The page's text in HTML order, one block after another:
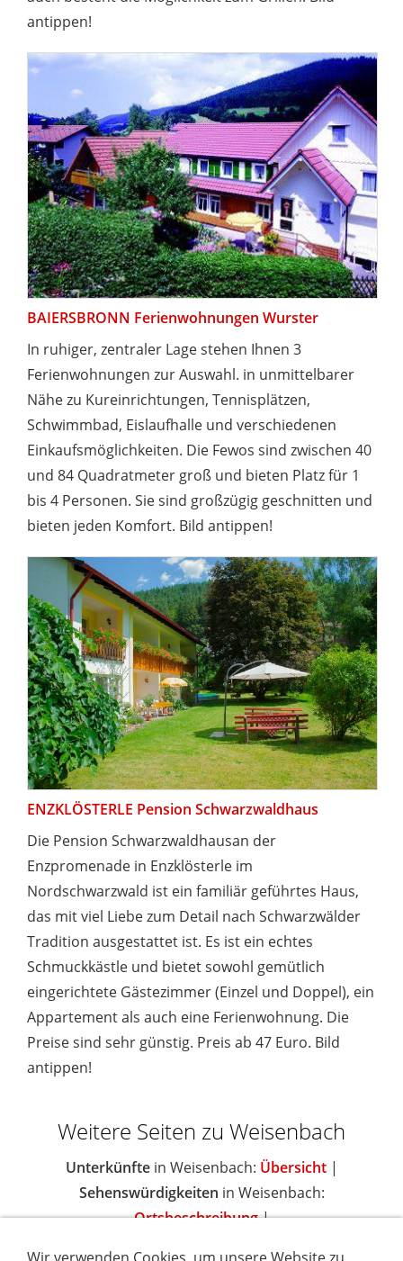
antippen!
BAIERSBRONN Ferienwohnungen Wurster
In ruhiger, zentraler Lage stehen Ihnen 3
Ferienwohnungen zur Auswahl. in unmittelbarer
Nähe zu Kureinrichtungen, Tennisplätzen,
Schwimmbad, Eislaufhalle und verschiedenen
Einkaufsmöglichkeiten. Die Fewos sind zwischen 40
und 84 Quadratmeter groß und bieten Platz für 1
bis 4 Personen. Sie sind großzügig geschnitten und
bieten jeden Komfort. Bild antippen!
ENZKLÖSTERLE Pension Schwarzwaldhaus
Die Pension Schwarzwaldhausan der
Enzpromenade in Enzklösterle im
Nordschwarzwald ist ein familiär geführtes Haus,
das mit viel Liebe zum Detail nach Schwarzwälder
Tradition ausgestattet ist. Es ist ein echtes
Schmuckkästle und bietet sowohl gemütlich
eingerichtete Gästezimmer (Einzel und Doppel), ein
Appartement als auch eine Ferienwohnung. Die
Preise sind sehr günstig. Preis ab 47 Euro. Bild
antippen!
Weitere Seiten zu Weisenbach
Unterkünfte in Weisenbach: Übersicht|
Sehenswürdigkeiten in Weisenbach:
Ortsbeschreibung|